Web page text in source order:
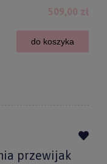
509,00 zł
do koszyka
przewijak